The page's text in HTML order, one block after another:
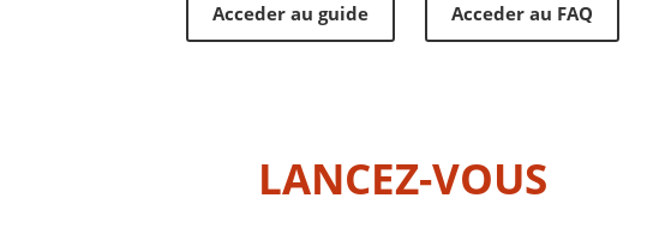
Acceder au guide Acceder au FAQ
LANCEZ-VOUS